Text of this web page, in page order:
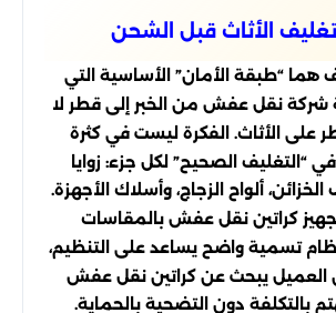
الأثاث قبل الشحن
هما “طبقة الأمان” الأساسية التي
نقل عفش من الخبر إلى قطر لا
على الأثاث. الفكرة ليست في كثرة
في “التغليف الصحيح” لكل جزء: زوايا
الخزائن، ألواح الزجاج، وأسلاك الأجهزة.
كراتين نقل عفش بالمقاسات
تسمية واضح يساعد على التنظيم،
العميل يبحث عن كراتين نقل عفش
بالتكلفة دون التضحية بالحماية.